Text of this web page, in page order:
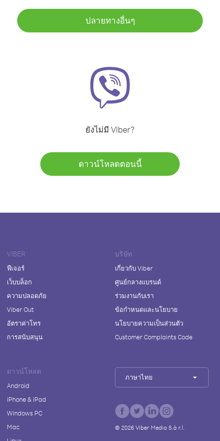
ปลายทางอื่นๆ
ยังไม่มี Viber?
ดาวน์โหลดตอนนี้
VIBER
ฟีเจอร์
เว็บบล็อก
ความปลอดภัย
Viber Out
อัตราค่าโทร
การสนับสนุน
บริษัท
เกี่ยวกับ Viber
ศูนย์กลางแบรนด์
ร่วมงานกับเรา
ข้อกำหนดและนโยบาย
นโยบายความเป็นส่วนตัว
Customer Complaints Code
ดาวน์โหลด
Android
iPhone & iPad
Windows PC
Mac
ภาษาไทย
© 2026Viber Media S.à r.l.